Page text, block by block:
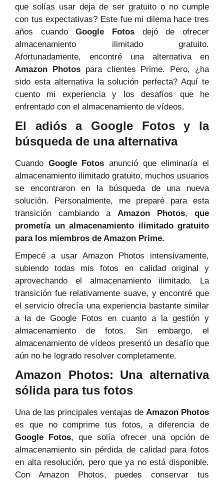
que solías usar deja de ser gratuito o no cumple
con tus expectativas? Este fue mi dilema hace tres
años cuandoGoogle Fotos dejó de ofrecer
almacenamiento ilimitado gratuito.
Afortunadamente, encontré una alternativa en
Amazon Photospara clientes Prime. Pero, ¿ha
sido esta alternativa la solución perfecta? Aquí te
cuento mi experiencia y los desafíos que he
enfrentado con el almacenamiento de vídeos.
El adiós a Google Fotos y la
búsqueda de una alternativa
Cuando Google Fotos anunció que eliminaría el
almacenamiento ilimitado gratuito, muchos usuarios
se encontraron en la búsqueda de una nueva
solución. Personalmente, me preparé para esta
transición cambiando a Amazon Photos, que
prometía un almacenamiento ilimitado gratuito
para los miembros de Amazon Prime.
Empecé a usar Amazon Photos intensivamente,
subiendo todas mis fotos en calidad original y
aprovechando el almacenamiento ilimitado. La
transición fue relativamente suave, y encontré que
el servicio ofrecía una experiencia bastante similar
a la de Google Fotos en cuanto a la gestión y
almacenamiento de fotos. Sin embargo, el
almacenamiento de vídeos presentó un desafío que
aún no he logrado resolver completamente.
Amazon Photos: Una alternativa
sólida para tus fotos
Una de las principales ventajas de Amazon Photos
es que no comprime tus fotos, a diferencia de
Google Fotos, que solía ofrecer una opción de
almacenamiento sin pérdida de calidad para fotos
en alta resolución, pero que ya no está disponible.
Con Amazon Photos, puedes conservar tus